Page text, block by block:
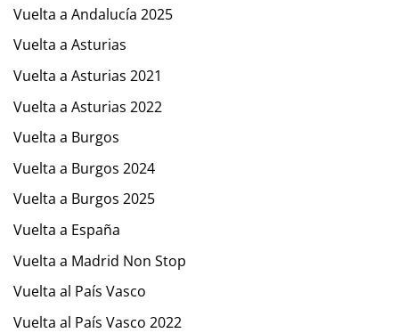
Vuelta a Andalucía 2025
Vuelta a Asturias
Vuelta a Asturias 2021
Vuelta a Asturias 2022
Vuelta a Burgos
Vuelta a Burgos 2024
Vuelta a Burgos 2025
Vuelta a España
Vuelta a Madrid Non Stop
Vuelta al País Vasco
Vuelta al País Vasco 2022